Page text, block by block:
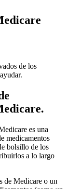
de los
es una
medicamentos
bolsillo de los
a lo largo
de Medicare o un